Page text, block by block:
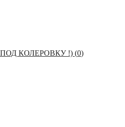
ПОД КОЛЕРОВКУ !) (0)